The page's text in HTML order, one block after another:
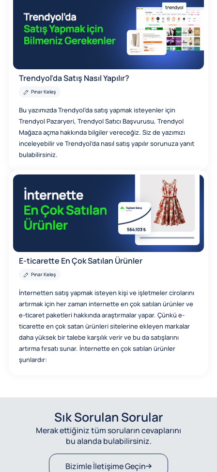
Trendyol'da Satış Nasıl Yapılır?
Pınar Keleş
Bu yazımızda Trendyol’da satış yapmak isteyenler için
Trendyol Pazaryeri, Trendyol Satıcı Başvurusu, Trendyol
Mağaza açma hakkında bilgiler vereceğiz. Siz de yazımızı
inceleyebilir ve Trendyol’da nasıl satış yapılır sorunuza yanıt
bulabilirsiniz.
E-ticarette En Çok Satılan Ürünler
Pınar Keleş
İnternetten satış yapmak isteyen kişi ve işletmeler cirolarını
artırmak için her zaman internette en çok satılan ürünler ve
e-ticaret paketleri hakkında araştırmalar yapar. Çünkü e-
ticarette en çok satan ürünleri sitelerine ekleyen markalar
daha yüksek bir talebe karşılık verir ve bu da satışlarını
artırma fırsatı sunar. İnternette en çok satılan ürünler
şunlardır:
Sık Sorulan Sorular
Merak ettiğiniz tüm soruların cevaplarını
bu alanda bulabilirsiniz.
Bizimle İletişime Geçin